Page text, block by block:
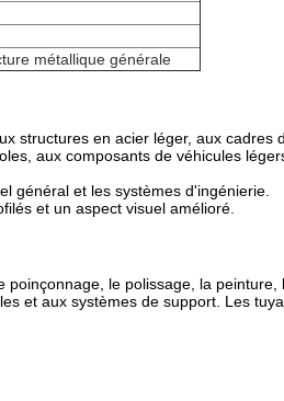
métallique générale
structures en acier léger, aux
aux composants de véhicules
général et les systèmes d'ingénierie.
et un aspect visuel amélioré.
le polissage, la peinture,
et aux systèmes de support. Les